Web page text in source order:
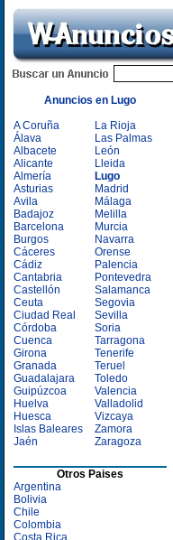
Anuncios en Lugo
A Coruña
Álava
Albacete
Alicante
Almería
Asturias
Avila
Badajoz
Barcelona
Burgos
Cáceres
Cádiz
Cantabria
Castellón
Ceuta
Ciudad Real
Córdoba
Cuenca
Girona
Granada
Guadalajara
Guipúzcoa
Huelva
Huesca
Islas Baleares
Jaén
La Rioja
Las Palmas
León
Lleida
Lugo
Madrid
Málaga
Melilla
Murcia
Navarra
Orense
Palencia
Pontevedra
Salamanca
Segovia
Sevilla
Soria
Tarragona
Tenerife
Teruel
Toledo
Valencia
Valladolid
Vizcaya
Zamora
Zaragoza
Otros Paises
Argentina
Bolivia
Chile
Colombia
Costa Rica